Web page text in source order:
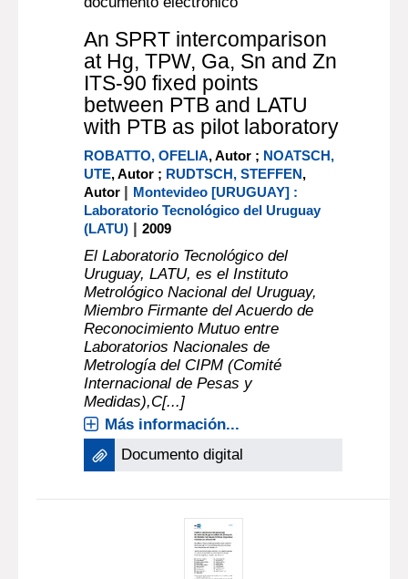
An SPRT intercomparison
at Hg, TPW, Ga, Sn and Zn
ITS-90 fixed points
between PTB and LATU
with PTB as pilot laboratory
ROBATTO, OFELIA, Autor ; NOATSCH,
UTE, Autor ; RUDTSCH, STEFFEN,
Autor | Montevideo [URUGUAY] :
Laboratorio Tecnológico del Uruguay
(LATU) |2009
El Laboratorio Tecnológico del
Uruguay, LATU, es el Instituto
Metrológico Nacional del Uruguay,
Miembro Firmante del Acuerdo de
Reconocimiento Mutuo entre
Laboratorios Nacionales de
Metrología del CIPM (Comité
Internacional de Pesas y
Medidas),C[...]
Más información...
Documento digital